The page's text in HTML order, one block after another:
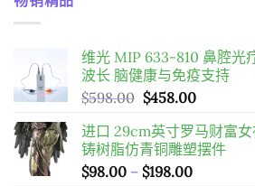
维光 MIP 633-810 鼻腔光
波长 脑健康与免疫支持
$598.00 原
價
格：
$598.00。
$458.00目
價
格：
进口 29cm英寸罗马财富
铸树脂仿青铜雕塑摆件
$98.00 – $198.00價